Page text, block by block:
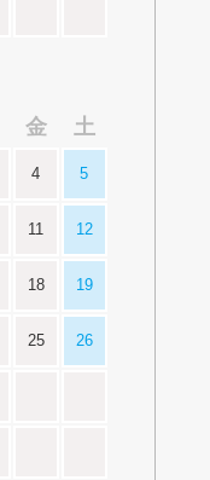
金 土
4 5
11 12
18 19
25 26